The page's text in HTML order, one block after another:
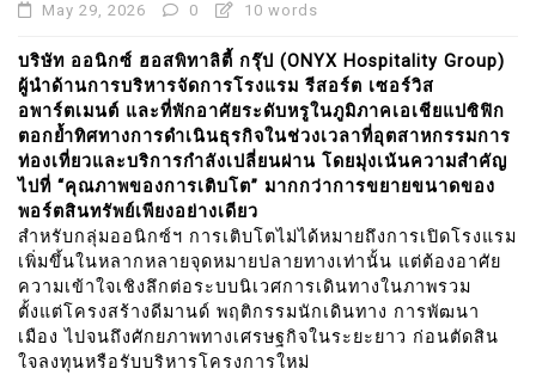
May 29, 2026 0 10 words
บริษัท ออนิกซ์ ฮอสพิทาลิตี้ กรุ๊ป (ONYX Hospitality Group)
ผู้นำด้านการบริหารจัดการโรงแรม รีสอร์ต เซอร์วิส
อพาร์ตเมนต์ และที่พักอาศัยระดับหรูในภูมิภาคเอเชียแปซิฟิก
ตอกย้ำทิศทางการดำเนินธุรกิจในช่วงเวลาที่อุตสาหกรรมการ
ท่องเที่ยวและบริการกำลังเปลี่ยนผ่าน โดยมุ่งเน้นความสำคัญ
ไปที่ “คุณภาพของการเติบโต” มากกว่าการขยายขนาดของ
พอร์ตสินทรัพย์เพียงอย่างเดียว
สำหรับกลุ่มออนิกซ์ฯ การเติบโตไม่ได้หมายถึงการเปิดโรงแรม
เพิ่มขึ้นในหลากหลายจุดหมายปลายทางเท่านั้น แต่ต้องอาศัย
ความเข้าใจเชิงลึกต่อระบบนิเวศการเดินทางในภาพรวม
ตั้งแต่โครงสร้างดีมานด์ พฤติกรรมนักเดินทาง การพัฒนา
เมือง ไปจนถึงศักยภาพทางเศรษฐกิจในระยะยาว ก่อนตัดสิน
ใจลงทุนหรือรับบริหารโครงการใหม่